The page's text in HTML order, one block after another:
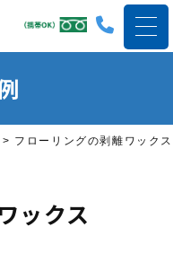
> フローリングの剥離ワックス
ックス